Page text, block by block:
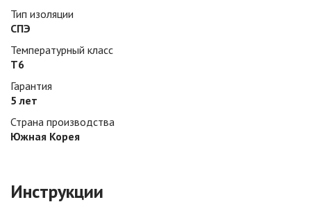
Тип изоляции
СПЭ
Температурный класс
Т6
Гарантия
5 лет
Страна производства
Южная Корея
Инструкции